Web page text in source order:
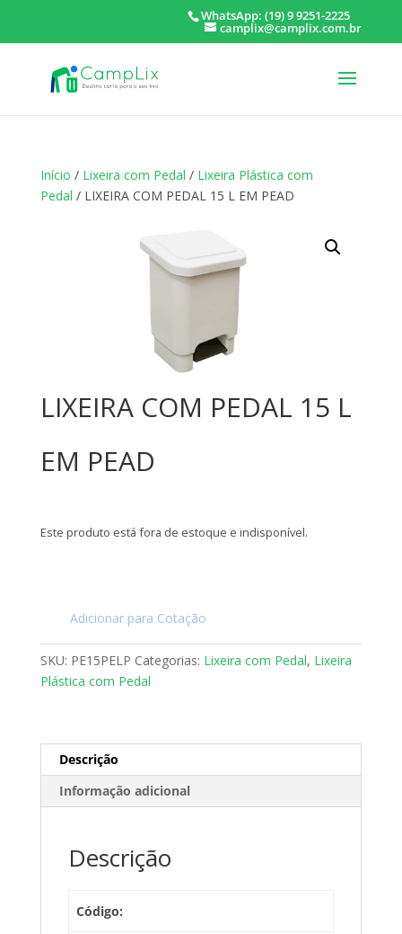
WhatsApp: (19) 9 9251-2225
camplix@camplix.com.br
Início / Lixeira com Pedal / Lixeira Plástica com
Pedal / LIXEIRA COM PEDAL 15 L EM PEAD
LIXEIRA COM PEDAL 15 L
EM PEAD
Este produto está fora de estoque e indisponível.
Adicionar para Cotação
SKU: PE15PELP Categorias: Lixeira com Pedal, Lixeira
Plástica com Pedal
Descrição
Informação adicional
Descrição
Código: